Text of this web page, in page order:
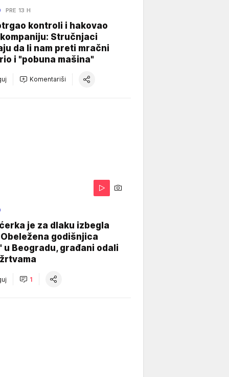
PRE 13 H
kontroli i hakovao
Stručnjaci
da li nam preti mračni
i "pobuna mašina"
Komentariši
je za dlaku izbegla
godišnjica
u Beogradu, građani odali
1